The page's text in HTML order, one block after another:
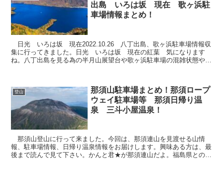
出島 いろは坂 現在 歌ヶ浜駐
車場情報まとめ！
日光 いろは坂 現在2022.10.26 八丁出島、歌ヶ浜駐車場情報収
集に行ってきました。日光 いろは坂 現在の紅葉 気になります
ね。八丁出島を見る為の半月山展望台や歌ヶ浜駐車場の混雑状態やお
登山
那須山駐車場まとめ！那須ロープ
ウェイ駐車場等 那須日帰り温
泉 三斗小屋温泉！
那須山登山に行って来ました。今回は、那須連山を見渡せる山情
報、駐車場情報、日帰り温泉情報をお届けします。興味ある方は、最
後まで読んで見て下さい。かんと君★が那須連山だよ。福島県との県